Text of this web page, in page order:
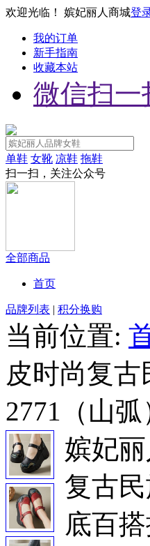
欢迎光临！ 嫔妃丽人商城登
我的订单
新手指南
收藏本站
微信扫一
单鞋 女靴 凉鞋 拖鞋
扫一扫，关注公众号
全部商品
首页
品牌列表 | 积分换购
当前位置:
皮时尚复
2771（山弧
嫔妃
复古
底百